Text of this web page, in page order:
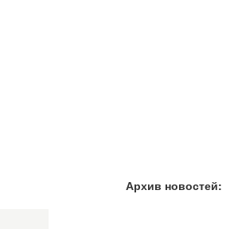
Архив новостей: